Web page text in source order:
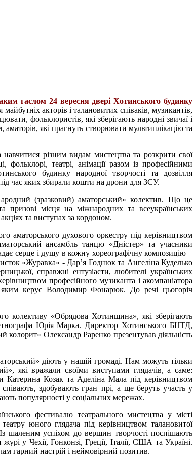
гаслом 24 вересня двері Хотинського будинку
майбутніх акторів і талановитих співаків, музикантів,
фольклористів, які зберігають народні звичаї і
які прагнуть створювати мультиплікацію та
різним видам мистецтва та розкрити свої
фольклорі, театрі, анімації разом із професійними
будинку народної творчості та дозвілля
час яких збирали кошти на дрони для ЗСУ.
(зразковий) аматорський» колектив. Що це
місця на міжнародних та всеукраїнських
та виступах за кордоном.
аматорського духового оркестру під керівництвом
ансамбль танцю «Дністер» та учасники
серце і душу в кожну хореографічну композицію –
«Журавка» - Дар’я Годнюк та Ангеліна Куделько
справжні ентузіасти, любителі українських
професійного музиканта і акомпаніатора
яким керує Володимир Фонарюк. До речі цьогоріч
колективу «Обрядова Хотинщина», які зберігають
етнографа Юрія Марка. Директор Хотинського БНТД,
колорит» Олександр Раренко презентував діяльність
діють у нашій громаді. Нам можуть тільки
які вражали своїми виступами глядачів, а саме:
Катерина Козак та Аделіна Мала під керівництвом
здобувають гран–прі, а ще беруть участь у
популярності у соціальних мережах.
фестивалю театрального мистецтва у місті
юного глядача під керівництвом талановитої
шаленим успіхом до вершин творчості поспішають
у Чехії, Гонконзі, Греції, Італії, США та Україні.
гарний настрій і неймовірний позитив.